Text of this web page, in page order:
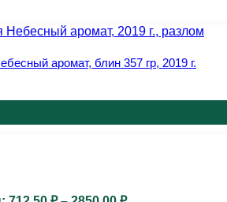
аромат, блин 357 гр, 2019 г.